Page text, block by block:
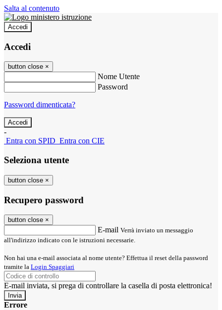
Salta al contenuto
Accedi
Accedi
button close ×
Nome Utente
Password
Password dimenticata?
-
Entra con SPID Entra con CIE
Seleziona utente
button close ×
Recupero password
button close ×
E-mail Verrà inviato un messaggio
all'indirizzo indicato con le istruzioni necessarie.
Non hai una e-mail associata al nome utente? Effettua il reset della password
tramite la Login Spaggiari
E-mail inviata, si prega di controllare la casella di posta elettronica!
Errore